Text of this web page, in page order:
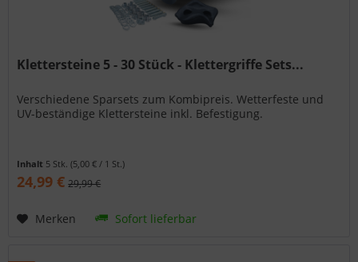
Klettersteine 5 - 30 Stück - Klettergriffe Sets...
Verschiedene Sparsets zum Kombipreis. Wetterfeste und
UV-beständige Klettersteine inkl. Befestigung.
Inhalt 5 Stk. (5,00 € / 1 St.)
24,99 € 29,99 €
Merken Sofort lieferbar